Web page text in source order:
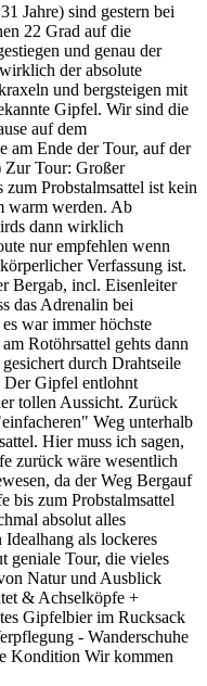
Jahre) sind gestern bei
22 Grad auf die
und genau der
der absolute
und bergsteigen mit
Gipfel. Wir sind die
auf dem
am Ende der Tour, auf der
Zur Tour: Großer
Probstalmsattel ist kein
warm werden. Ab
dann wirklich
nur empfehlen wenn
Verfassung ist.
Bergab, incl. Eisenleiter
das Adrenalin bei
war immer höchste
Rotöhrsattel gehts dann
durch Drahtseile
Der Gipfel entlohnt
tollen Aussicht. Zurück
Weg unterhalb
Hier muss ich sagen,
zurück wäre wesentlich
da der Weg Bergauf
bis zum Probstalmsattel
absolut alles
als lockeres
geniale Tour, die vieles
Natur und Ausblick
& Achselköpfe +
Gipfelbier im Rucksack
- Wanderschuhe
Kondition Wir kommen